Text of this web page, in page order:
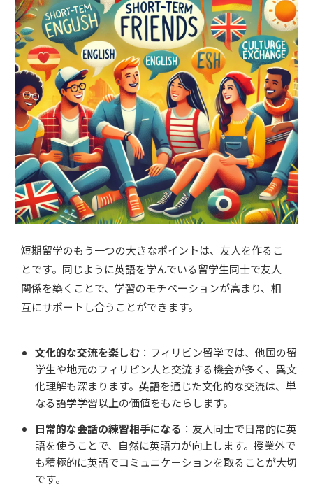
短期留学のもう一つの大きなポイントは、友人を作るこ
とです。同じように英語を学んでいる留学生同士で友人
関係を築くことで、学習のモチベーションが高まり、相
互にサポートし合うことができます。
文化的な交流を楽しむ ：フィリピン留学では、他国の留
学生や地元のフィリピン人と交流する機会が多く、異文
化理解も深まります。英語を通じた文化的な交流は、単
なる語学学習以上の価値をもたらします。
日常的な会話の練習相手になる ：友人同士で日常的に英
語を使うことで、自然に英語力が向上します。授業外で
も積極的に英語でコミュニケーションを取ることが大切
です。